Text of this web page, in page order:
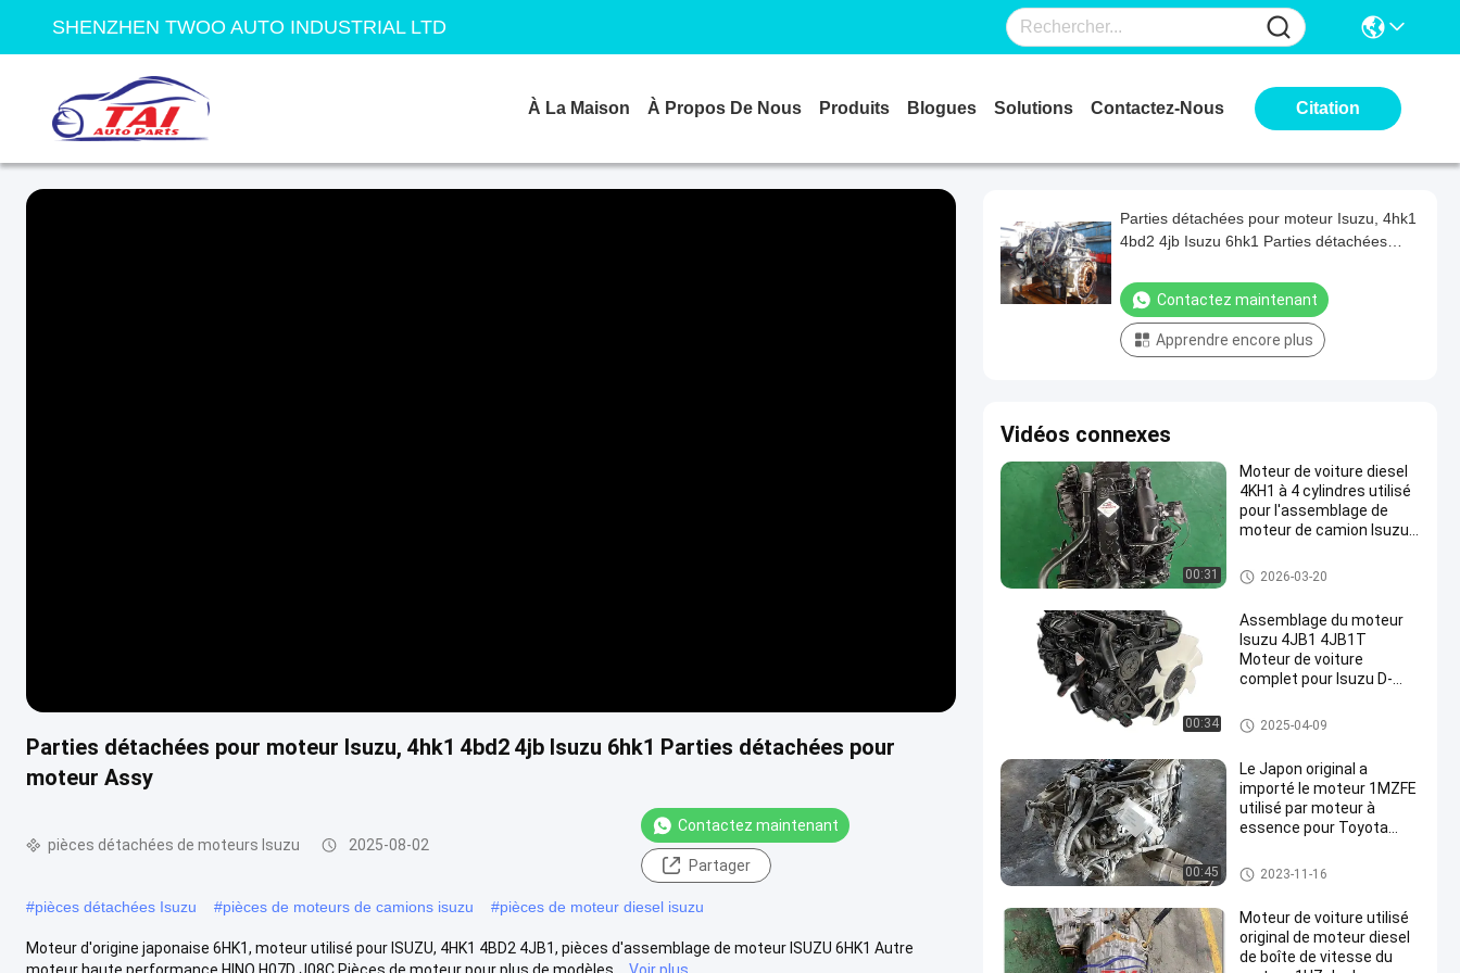
SHENZHEN TWOO AUTO INDUSTRIAL LTD
À La Maison À Propos De Nous Produits Blogues Solutions Contactez-Nous Citation
Parties détachées pour moteur Isuzu, 4hk1 4bd2 4jb Isuzu 6hk1 Parties détachées pour
moteur Assy
pièces détachées de moteurs Isuzu 2025-08-02
Contactez maintenant
Partager
#pièces détachées Isuzu #pièces de moteurs de camions isuzu #pièces de moteur diesel isuzu
Moteur d'origine japonaise 6HK1, moteur utilisé pour ISUZU, 4HK1 4BD2 4JB1, pièces d'assemblage de moteur ISUZU 6HK1 Autre
moteur haute performance HINO H07D J08C Pièces de moteur pour plus de modèles...
Voir plus
Parties détachées pour moteur Isuzu, 4hk1
4bd2 4jb Isuzu 6hk1 Parties détachées
Contactez maintenant
Apprendre encore plus
Vidéos connexes
00:31
Moteur de voiture diesel
4KH1 à 4 cylindres utilisé
pour l'assemblage de
moteur de camion Isuzu,
pièces détachées de moteurs I
suzu
2026-03-20
00:34
Assemblage du moteur
Isuzu 4JB1 4JB1T
Moteur de voiture
complet pour Isuzu D-
ELF
pièces détachées de moteurs I
suzu
2025-04-09
00:45
Le Japon original a
importé le moteur 1MZFE
utilisé par moteur à
essence pour Toyota
Moteurs japonais d'occasion
2023-11-16
Moteur de voiture utilisé
original de moteur diesel
de boîte de vitesse du